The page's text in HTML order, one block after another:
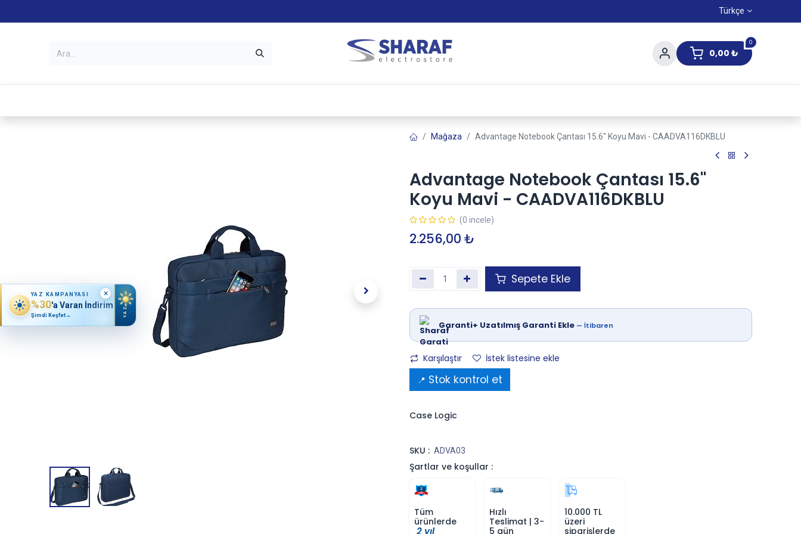
Türkçe
0
0,00 ₺
Mağaza Advantage Notebook Çantası 15.6" Koyu Mavi - CAADVA116DKBLU
Advantage Notebook Çantası 15.6"
Koyu Mavi - CAADVA116DKBLU
(0 incele)
2.256,00 ₺
Sepete Ekle
Garanti+ Uzatılmış Garanti Ekle — İtibaren
Karşılaştır
İstek listesine ekle
📍 Stok kontrol et
Case Logic
SKU : ADVA03
Şartlar ve koşullar :
Tüm
ürünlerde
2 yıl
Hızlı
Teslimat | 3-
5 gün
10.000 TL
üzeri
siparişlerde
YAZ KAMPANYASI
%30'a Varan İndirim
Şimdi Keşfet→ YAZ
×